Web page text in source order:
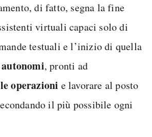
di fatto, segna la fine
virtuali capaci solo di
testuali e l’inizio di quella
, pronti ad
operazioni e lavorare al posto
il più possibile ogni